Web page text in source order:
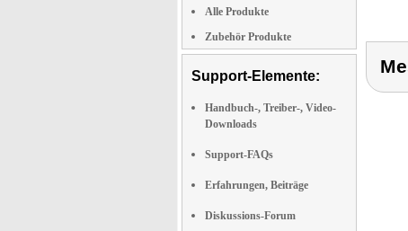
Alle Produkte
Zubehör Produkte
Support-Elemente:
Handbuch-, Treiber-, Video-
Downloads
Support-FAQs
Erfahrungen, Beiträge
Diskussions-Forum